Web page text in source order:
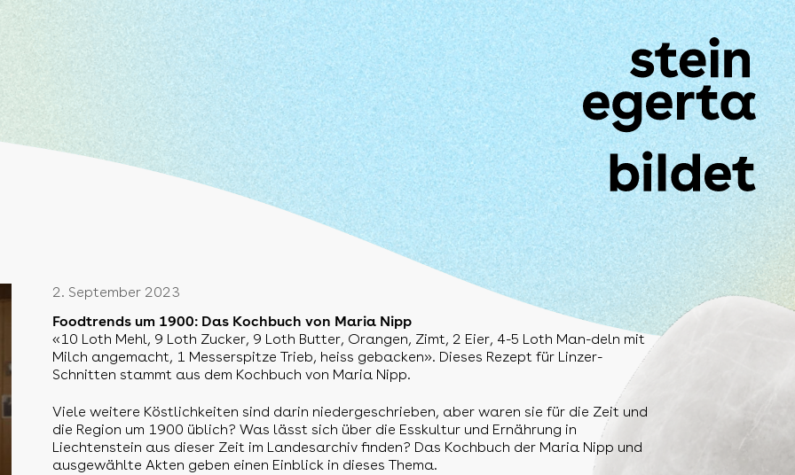
2. September 2023
Foodtrends um 1900: Das Kochbuch von Maria Nipp
«10 Loth Mehl, 9 Loth Zucker, 9 Loth Butter, Orangen, Zimt, 2 Eier, 4-5 Loth Man-deln mit
Milch angemacht, 1 Messerspitze Trieb, heiss gebacken». Dieses Rezept für Linzer-
Schnitten stammt aus dem Kochbuch von Maria Nipp.
Viele weitere Köstlichkeiten sind darin niedergeschrieben, aber waren sie für die Zeit und
die Region um 1900 üblich? Was lässt sich über die Esskultur und Ernährung in
Liechtenstein aus dieser Zeit im Landesarchiv finden? Das Kochbuch der Maria Nipp und
ausgewählte Akten geben einen Einblick in dieses Thema.